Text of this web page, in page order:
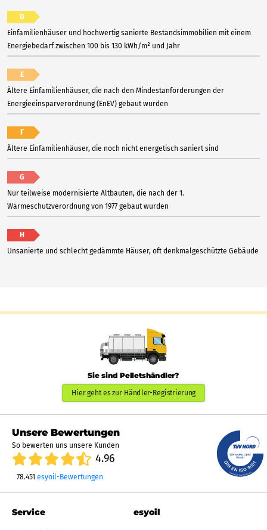
D
Einfamilienhäuser und hochwertig sanierte Bestandsimmobilien mit einem
Energiebedarf zwischen 100 bis 130 kWh/m² und Jahr
E
Ältere Einfamilienhäuser, die nach den Mindestanforderungen der
Energieeinsparverordnung (EnEV) gebaut wurden
F
Ältere Einfamilienhäuser, die noch nicht energetisch saniert sind
G
Nur teilweise modernisierte Altbauten, die nach der 1.
Wärmeschutzverordnung von 1977 gebaut wurden
H
Unsanierte und schlecht gedämmte Häuser, oft denkmalgeschützte Gebäude
Sie sind Pelletshändler?
Hier geht es zur Händler-Registrierung
Unsere Bewertungen
So bewerten uns unsere Kunden
4.96
78.451 esyoil-Bewertungen
Service esyoil